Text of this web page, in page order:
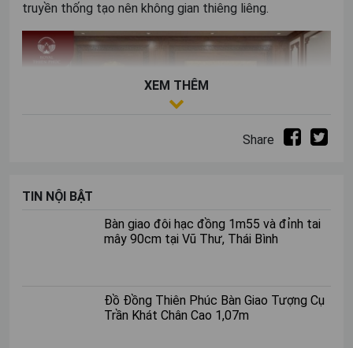
truyền thống tạo nên không gian thiêng liêng.
Phòng thờ là không gian linh thiêng
XEM THÊM
Share
TIN NỘI BẬT
Bàn giao đôi hạc đồng 1m55 và đỉnh tai
mây 90cm tại Vũ Thư, Thái Bình
Đồ Đồng Thiên Phúc Bàn Giao Tượng Cụ
Trần Khát Chân Cao 1,07m